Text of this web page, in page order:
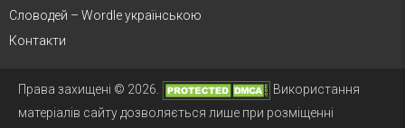
Словодей – Wordle українською
Контакти
Права захищені © 2026.
Використання
матеріалів сайту дозволяється лише при розміщенні